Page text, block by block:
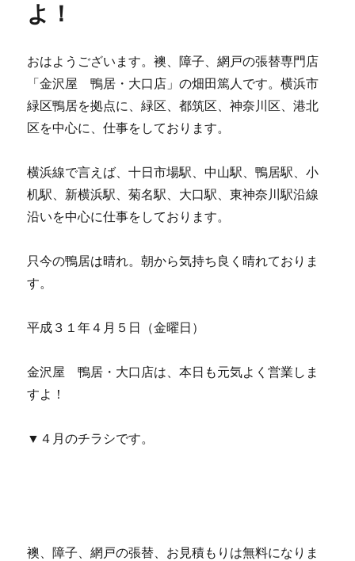
し
ま
す
よ！
よ！
おはようございます。襖、障子、網戸の張替専門店
「金沢屋 鴨居・大口店」の畑田篤人です。横浜市
緑区鴨居を拠点に、緑区、都筑区、神奈川区、港北
区を中心に、仕事をしております。
横浜線で言えば、十日市場駅、中山駅、鴨居駅、小
机駅、新横浜駅、菊名駅、大口駅、東神奈川駅沿線
沿いを中心に仕事をしております。
只今の鴨居は晴れ。朝から気持ち良く晴れておりま
す。
平成３１年４月５日（金曜日）
金沢屋 鴨居・大口店は、本日も元気よく営業しま
すよ！
▼４月のチラシです。
襖、障子、網戸の張替、お見積もりは無料になりま